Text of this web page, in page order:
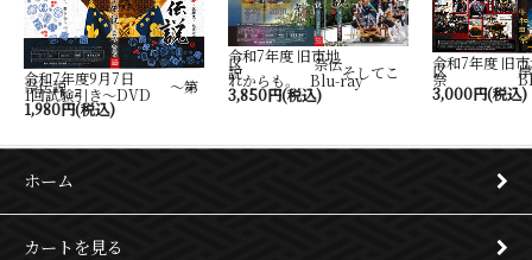
令和7年度9月7日
祭伝説 ～第
1回試験引き～DVD
1,980円(税込)
令和7年度 旧市地
区 祭伝
説 そしてこ
れからも。 Blu-ray
3,850円(税込)
令和7年度 旧
区 岸
祭
3,000円(税込)
ホーム
カートを見る